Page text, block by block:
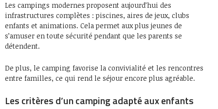
Les campings modernes proposent aujourd’hui des
infrastructures complètes : piscines, aires de jeux, clubs
enfants et animations. Cela permet aux plus jeunes de
s’amuser en toute sécurité pendant que les parents se
détendent.
De plus, le camping favorise la convivialité et les rencontres
entre familles, ce qui rend le séjour encore plus agréable.
Les critères d’un camping adapté aux enfants